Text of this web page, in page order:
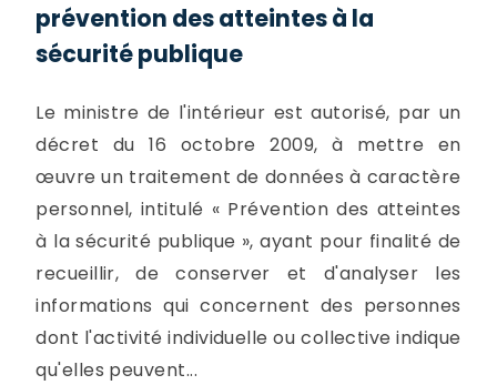
prévention des atteintes à la
sécurité publique
Le ministre de l'intérieur est autorisé, par un
décret du 16 octobre 2009, à mettre en
œuvre un traitement de données à caractère
personnel, intitulé « Prévention des atteintes
à la sécurité publique », ayant pour finalité de
recueillir, de conserver et d'analyser les
informations qui concernent des personnes
dont l'activité individuelle ou collective indique
qu'elles peuvent...